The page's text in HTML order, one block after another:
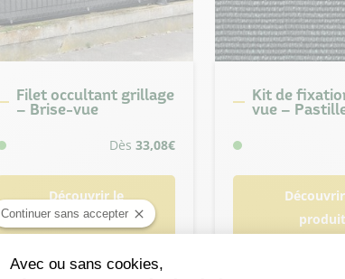
Filet occultant grillage
– Brise-vue
Dès33,08€
Découvrir le
produit
Kit de
vue –
produit
Continuer sans accepter
Avec ou sans cookies,